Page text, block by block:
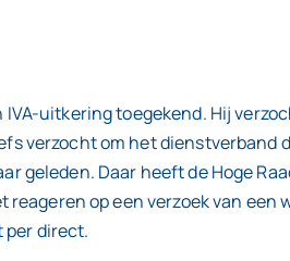
uitkering toegekend. Hij
verzocht om het dienstverband
geleden. Daar heeft de Hoge
op een verzoek van een
per direct.